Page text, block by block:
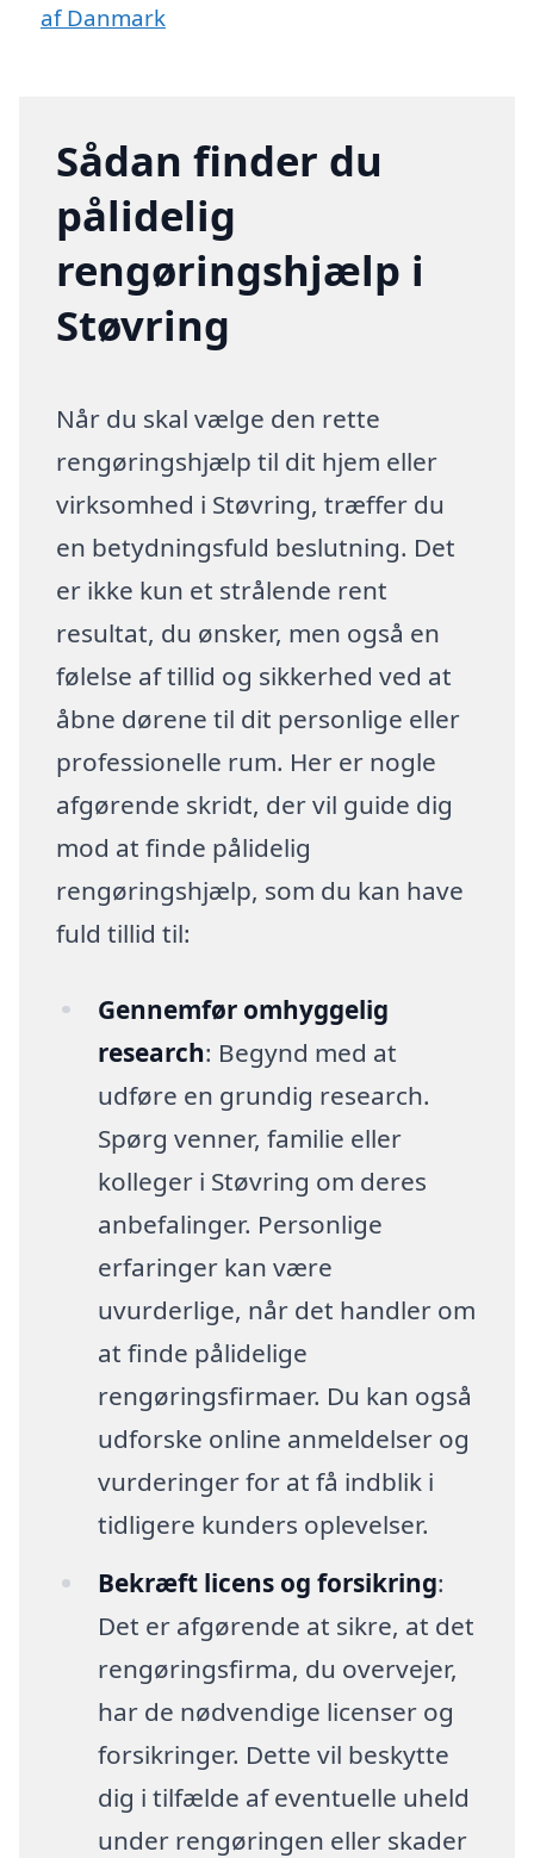
af Danmark
Sådan finder du
pålidelig
rengøringshjælp i
Støvring
Når du skal vælge den rette
rengøringshjælp til dit hjem eller
virksomhed i Støvring, træffer du
en betydningsfuld beslutning. Det
er ikke kun et strålende rent
resultat, du ønsker, men også en
følelse af tillid og sikkerhed ved at
åbne dørene til dit personlige eller
professionelle rum. Her er nogle
afgørende skridt, der vil guide dig
mod at finde pålidelig
rengøringshjælp, som du kan have
fuld tillid til:
Gennemfør omhyggelig
research: Begynd med at
udføre en grundig research.
Spørg venner, familie eller
kolleger i Støvring om deres
anbefalinger. Personlige
erfaringer kan være
uvurderlige, når det handler om
at finde pålidelige
rengøringsfirmaer. Du kan også
udforske online anmeldelser og
vurderinger for at få indblik i
tidligere kunders oplevelser.
Bekræft licens og forsikring:
Det er afgørende at sikre, at det
rengøringsfirma, du overvejer,
har de nødvendige licenser og
forsikringer. Dette vil beskytte
dig i tilfælde af eventuelle uheld
under rengøringen eller skader